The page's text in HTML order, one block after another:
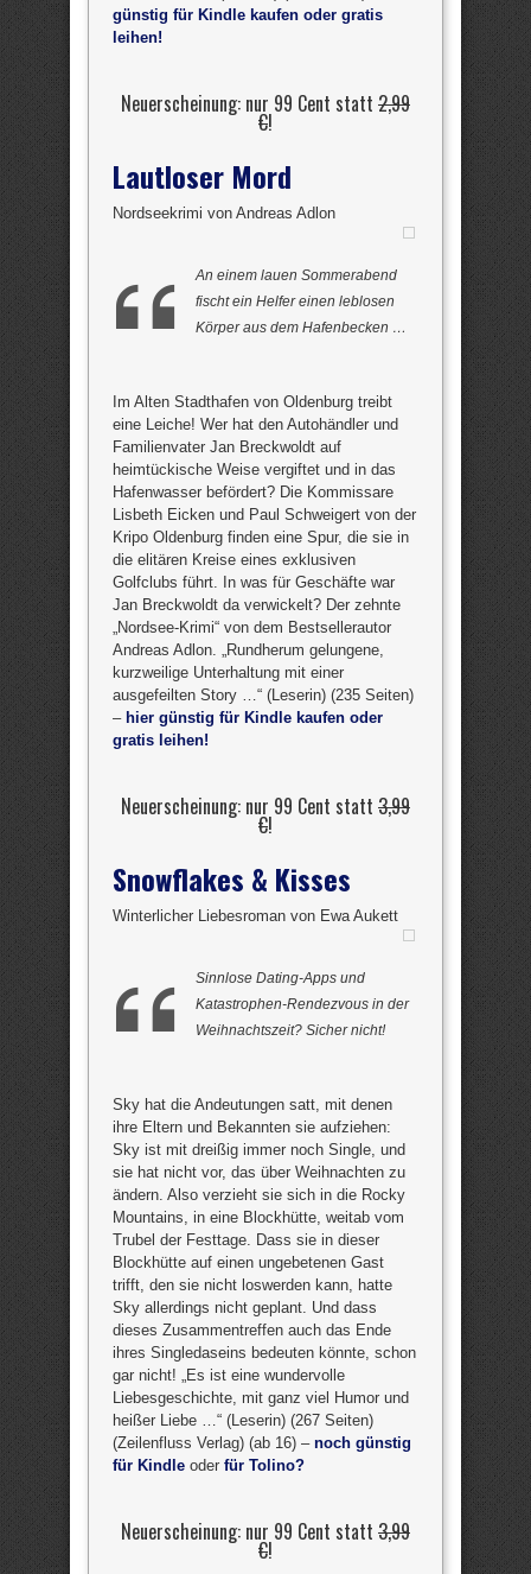
günstig für Kindle kaufen oder gratis
leihen!
Neuerscheinung: nur 99 Cent statt 2,99
€!
Lautloser Mord
Nordseekrimi von Andreas Adlon
An einem lauen Sommerabend
fischt ein Helfer einen leblosen
Körper aus dem Hafenbecken …
Im Alten Stadthafen von Oldenburg treibt
eine Leiche! Wer hat den Autohändler und
Familienvater Jan Breckwoldt auf
heimtückische Weise vergiftet und in das
Hafenwasser befördert? Die Kommissare
Lisbeth Eicken und Paul Schweigert von der
Kripo Oldenburg finden eine Spur, die sie in
die elitären Kreise eines exklusiven
Golfclubs führt. In was für Geschäfte war
Jan Breckwoldt da verwickelt? Der zehnte
„Nordsee-Krimi“ von dem Bestsellerautor
Andreas Adlon. „Rundherum gelungene,
kurzweilige Unterhaltung mit einer
ausgefeilten Story …“ (Leserin) (235 Seiten)
– hier günstig für Kindle kaufen oder
gratis leihen!
Neuerscheinung: nur 99 Cent statt 3,99
€!
Snowflakes & Kisses
Winterlicher Liebesroman von Ewa Aukett
Sinnlose Dating-Apps und
Katastrophen-Rendezvous in der
Weihnachtszeit? Sicher nicht!
Sky hat die Andeutungen satt, mit denen
ihre Eltern und Bekannten sie aufziehen:
Sky ist mit dreißig immer noch Single, und
sie hat nicht vor, das über Weihnachten zu
ändern. Also verzieht sie sich in die Rocky
Mountains, in eine Blockhütte, weitab vom
Trubel der Festtage. Dass sie in dieser
Blockhütte auf einen ungebetenen Gast
trifft, den sie nicht loswerden kann, hatte
Sky allerdings nicht geplant. Und dass
dieses Zusammentreffen auch das Ende
ihres Singledaseins bedeuten könnte, schon
gar nicht! „Es ist eine wundervolle
Liebesgeschichte, mit ganz viel Humor und
heißer Liebe …“ (Leserin) (267 Seiten)
(Zeilenfluss Verlag) (ab 16) – noch günstig
für Kindle oder für Tolino?
Neuerscheinung: nur 99 Cent statt 3,99
€!